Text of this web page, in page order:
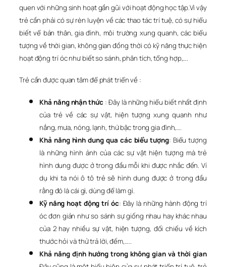
quen với những sinh hoạt gần gũi với hoạt động học tập.Vì vậy
trẻ cần phải có sự rèn luyện về các thao tác trí tuệ, có sự hiểu
biết vể bản thân, gia đình, môi trường xung quanh, các biểu
tượng về thời gian, không gian đồng thời có kỹ năng thực hiện
hoạt động trí óc như biết so sánh, phân tích, tổng hợp,….
Trẻ cần được quan tâm để phát triển về :
Khả năng nhận thức : Đây là những hiểu biết nhất định
của trẻ về các sự vật, hiện tượng xung quanh như
nắng, mưa, nóng, lạnh, thứ bậc trong gia đình,….
Khả năng hình dung qua các biểu tượng: Biểu tượng
là những hình ảnh của các sự vật hiện tượng mà trẻ
hình dung được ở trong đầu mỗi khi được nhắc đến. Ví
dụ khi ta nói ô tô trẻ sẽ hình dung được ở trong đầu
rằng đó là cái gì, dùng để làm gì.
Kỹ năng hoạt động trí óc: Đây là những hành động trí
óc đơn giản như so sánh sự giống nhau hay khác nhau
của 2 hay nhiều sự vật, hiện tượng, đối chiếu về kích
thước hỏi và thử trả lời, đếm,…..
Khả năng định hướng trong không gian và thời gian